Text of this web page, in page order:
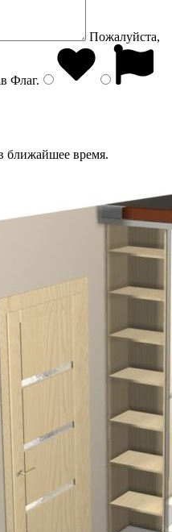
Пожалуйста,
Флаг.
ближайшее время.